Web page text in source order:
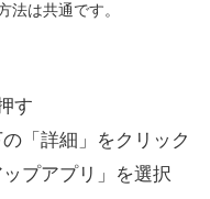
法は共通です。
す
「詳細」をクリック
プアプリ」を選択